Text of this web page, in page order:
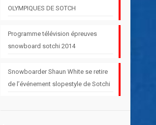
OLYMPIQUES DE SOTCH
Programme télévision épreuves
snowboard sotchi 2014
Snowboarder Shaun White se retire
de l’événement slopestyle de Sotchi